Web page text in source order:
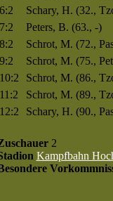
6:2
Schary, H. (32.,
7:2
Peters, B. (63., -)
8:2
Schrot, M. (72.,
9:2
Schrot, M. (75.,
10:2
Schrot, M. (86.,
11:2
Schrot, M. (89.,
12:2
Schary, H. (90.,
2
Kampfbahn